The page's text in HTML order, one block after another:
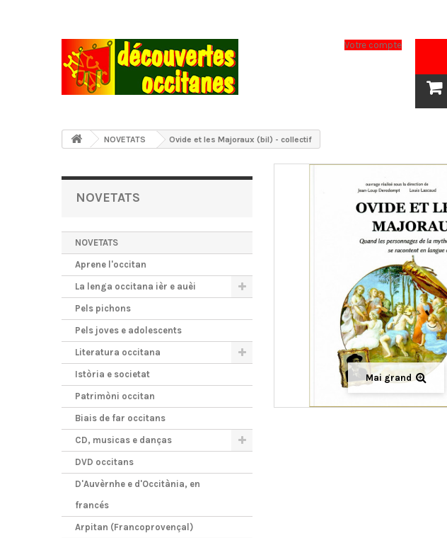
Votre compte
NOVETATS Ovide et les Majoraux (bil) - collectif
NOVETATS
NOVETATS
Aprene l'occitan
La lenga occitana ièr e auèi
Pels pichons
Pels joves e adolescents
Literatura occitana
Istòria e societat
Patrimòni occitan
Biais de far occitans
CD, musicas e danças
DVD occitans
D'Auvèrnhe e d'Occitània, en
francés
Arpitan (Francoprovençal)
Mai grand